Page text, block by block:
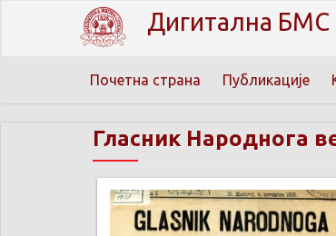
Дигитална БМС
Почетна страна Публикације
Гласник Народнога